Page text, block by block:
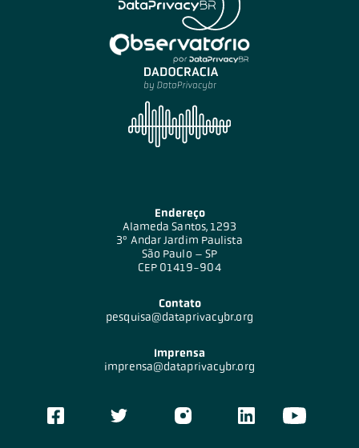
Endereço
Alameda Santos, 1293
3º Andar Jardim Paulista
São Paulo – SP
CEP 01419-904
Contato
pesquisa@dataprivacybr.org
Imprensa
imprensa@dataprivacybr.org